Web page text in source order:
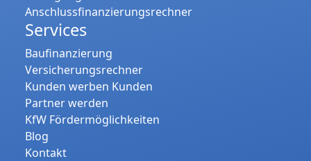
Anschlussfinanzierungsrechner
Services
Baufinanzierung
Versicherungsrechner
Kunden werben Kunden
Partner werden
KfW Fördermöglichkeiten
Blog
Kontakt